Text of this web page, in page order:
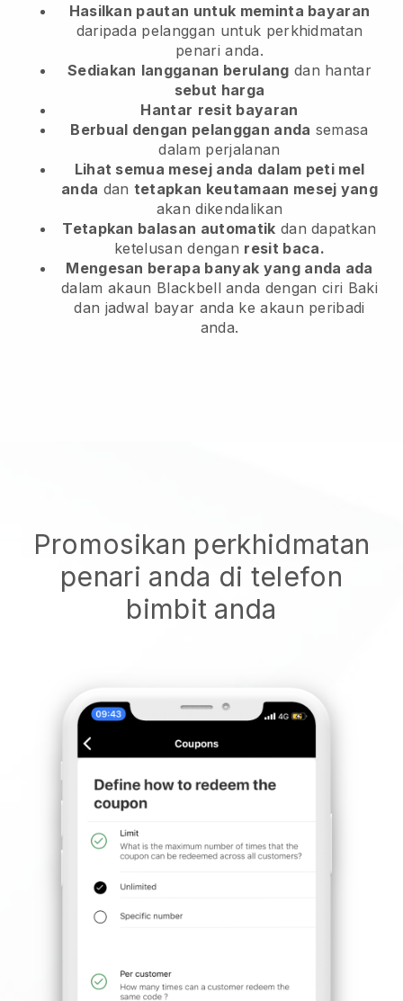
Hasilkan pautan untuk meminta bayaran
daripada pelanggan untuk perkhidmatan
penari anda.
Sediakan langganan berulang dan hantar
sebut harga
Hantar resit bayaran
Berbual dengan pelanggan anda semasa
dalam perjalanan
Lihat semua mesej anda dalam peti mel
anda dan tetapkan keutamaan mesej yang
akan dikendalikan
Tetapkan balasan automatik dan dapatkan
ketelusan dengan resit baca.
Mengesan berapa banyak yang anda ada
dalam akaun Blackbell anda dengan ciri Baki
dan jadwal bayar anda ke akaun peribadi
anda.
Promosikan perkhidmatan
penari anda di telefon
bimbit anda